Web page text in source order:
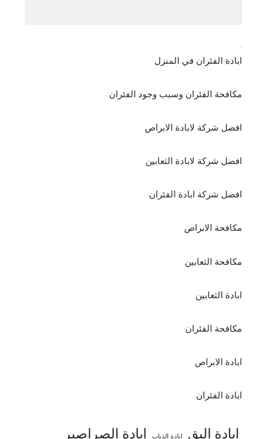
ابادة الفئران في المنزل
مكافحة الفئران وسبب وجود الفئران
افضل شركة لابادة الابراص
افضل شركة لابادة الثعابين
افضل شركة ابادة الفئران
مكافحة الابراص
مكافحة الثعابين
ابادة الثعابين
مكافحة الفئران
ابادة الابراص
ابادة الفئران
ابادة البق ابادة الذباب ابادة الصراصير